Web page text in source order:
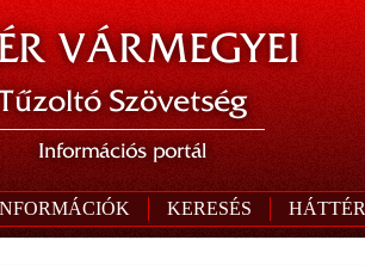
VÁRMEGYEI
Szövetség
Információs portál
KERESÉS HÁTTÉR